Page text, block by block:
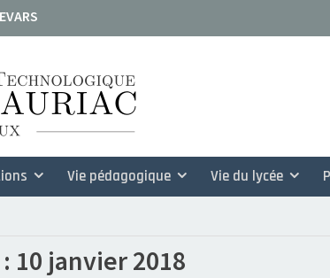
de candidature rentrée
Vie pédagogique Vie du lycée
10 janvier 2018